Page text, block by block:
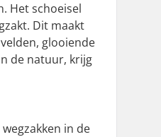
Het schoeisel
Dit maakt
glooiende
de natuur, krijg
in de